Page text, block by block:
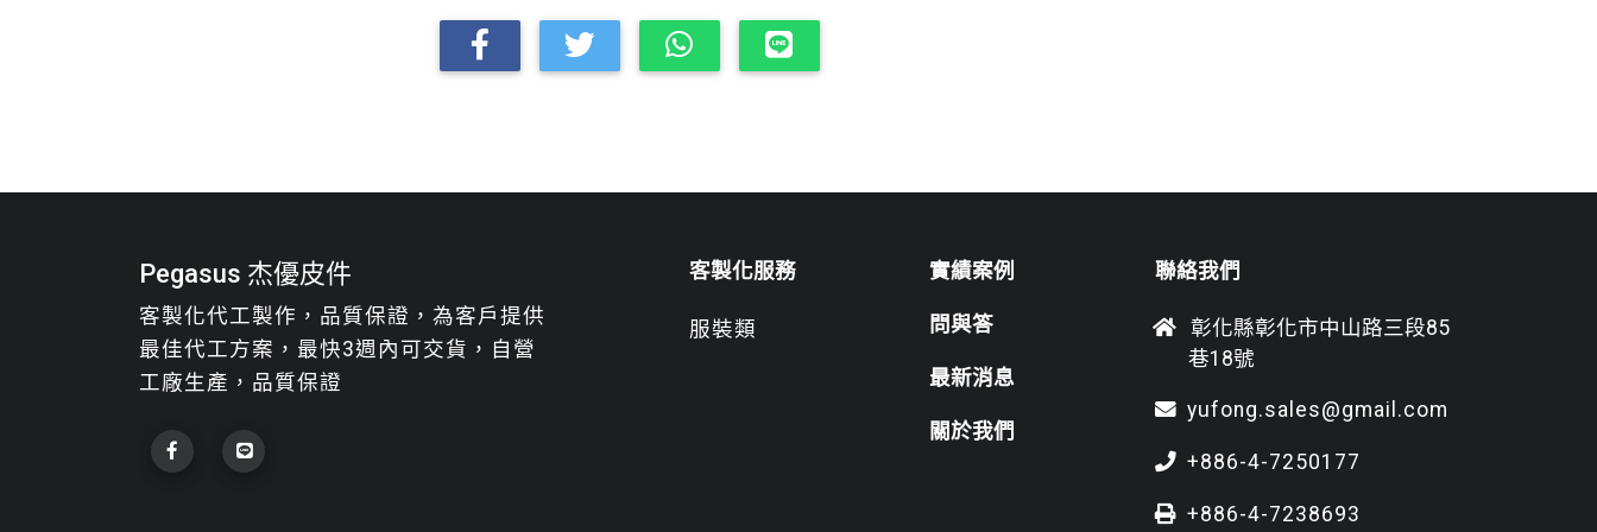
Pegasus 杰優皮件
客製化代工製作，品質保證，為客戶提供
最佳代工方案，最快3週內可交貨，自營
工廠生產，品質保證
客製化服務
服裝類
實績案例
問與答
最新消息
關於我們
聯絡我們
彰化縣彰化市中山路三段85
巷18號
yufong.sales@gmail.com
+886-4-7250177
+886-4-7238693